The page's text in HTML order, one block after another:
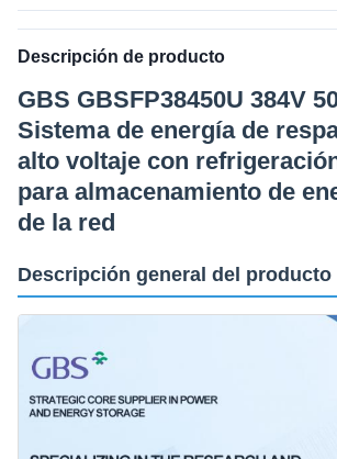
Descripción de producto
GBS GBSFP38450U 384V
Sistema de energía de
alto voltaje con
para almacenamiento de
de la red
Descripción general del producto